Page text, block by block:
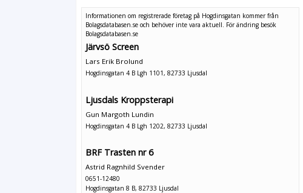
Informationen om registrerade företag på Hogdinsgatan kommer från
Bolagsdatabasen.se och behöver inte vara aktuell. För ändring besök
Bolagsdatabasen.se
Järvsö Screen
Lars Erik Brolund
Hogdinsgatan 4 B Lgh 1101, 82733 Ljusdal
Ljusdals Kroppsterapi
Gun Margoth Lundin
Hogdinsgatan 4 B Lgh 1202, 82733 Ljusdal
BRF Trasten nr 6
Astrid Ragnhild Svender
0651-12480
Hogdinsgatan 8 B, 82733 Ljusdal